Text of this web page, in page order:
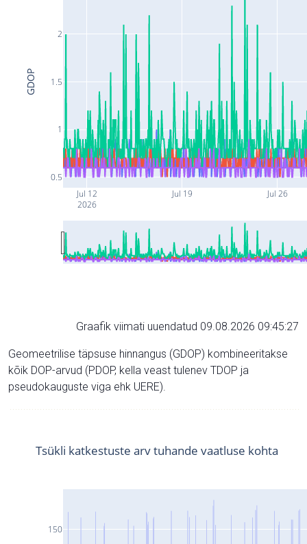
Jul 12
2026
Jul 19 Jul 26
0.5
1
1.5
2
GDOP
Graafik viimati uuendatud 09.08.2026 09:45:27
Geomeetrilise täpsuse hinnangus (GDOP) kombineeritakse
kõik DOP-arvud (PDOP, kella veast tulenev TDOP ja
pseudokauguste viga ehk UERE).
150
Tsükli katkestuste arv tuhande vaatluse kohta